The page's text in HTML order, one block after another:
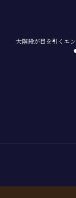
大階段が目を引くエ